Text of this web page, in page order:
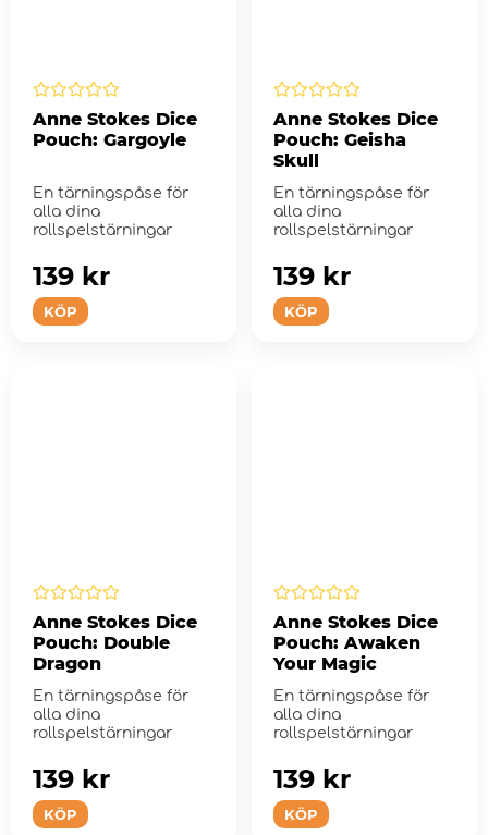
Anne Stokes Dice
Pouch: Gargoyle
En tärningspåse för
alla dina
rollspelstärningar
KÖP
139 kr
Anne Stokes Dice
Pouch: Geisha
Skull
En tärningspåse för
alla dina
rollspelstärningar
KÖP
139 kr
Anne Stokes Dice
Pouch: Double
Dragon
En tärningspåse för
alla dina
rollspelstärningar
KÖP
139 kr
Anne Stokes Dice
Pouch: Awaken
Your Magic
En tärningspåse för
alla dina
rollspelstärningar
KÖP
139 kr